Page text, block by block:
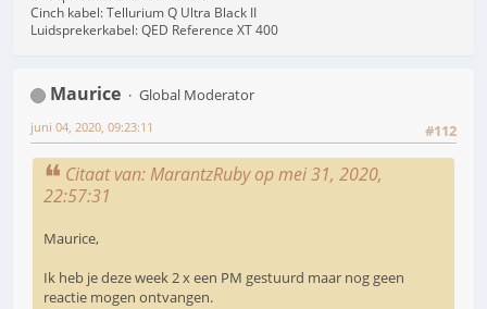
Cinch kabel: Tellurium Q Ultra Black II
Luidsprekerkabel: QED Reference XT 400
Maurice
Global Moderator
#112
juni 04, 2020, 09:23:11
Citaat van: MarantzRuby op mei 31, 2020,
22:57:31
Maurice,
Ik heb je deze week 2 x een PM gestuurd maar nog geen
reactie mogen ontvangen.